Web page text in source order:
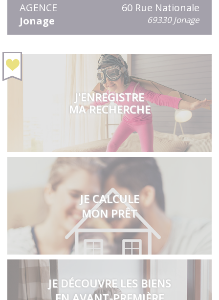
AGENCE
Jonage
60 Rue Nationale
69330 Jonage
J'ENREGISTRE
MA RECHERCHE
JE CALCULE
MON PRÊT
JE DÉCOUVRE LES BIENS